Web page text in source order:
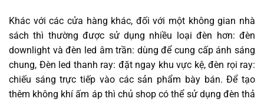
Khác với các cửa hàng khác, đối với một không gian nhà
sách thì thường được sử dụng nhiều loại đèn hơn: đèn
downlight và đèn led âm trần: dùng để cung cấp ánh sáng
chung, Đèn led thanh ray: đặt ngay khu vực kệ, đèn rọi ray:
chiếu sáng trực tiếp vào các sản phẩm bày bán. Để tạo
thêm không khí ấm áp thì chủ shop có thể sử dụng đèn thả